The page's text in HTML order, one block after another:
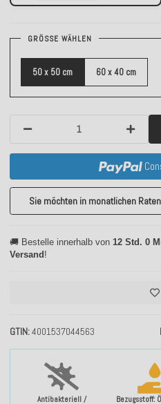
Antibakteriell /
Bezugsstoff:
GTIN 4001537044563
GRÖSSE WÄHLEN
50 x 50 cm 60 x 40 cm
Sie möchten in monatlichen
🚚 Bestelle innerhalb von 12 Std. 0
Versand !